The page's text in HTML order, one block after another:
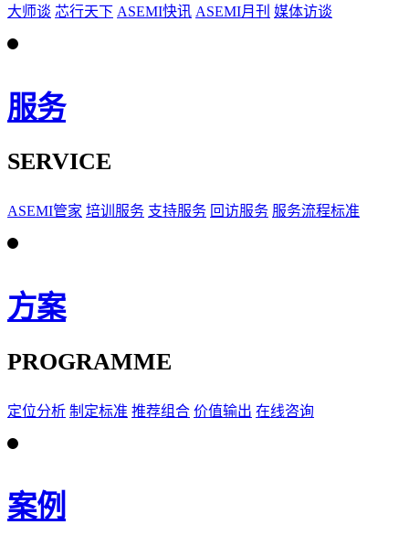
大师谈 芯行天下 ASEMI快讯 ASEMI月刊 媒体访谈
服务
SERVICE
ASEMI管家 培训服务 支持服务 回访服务 服务流程标准
方案
PROGRAMME
定位分析 制定标准 推荐组合 价值输出 在线咨询
案例